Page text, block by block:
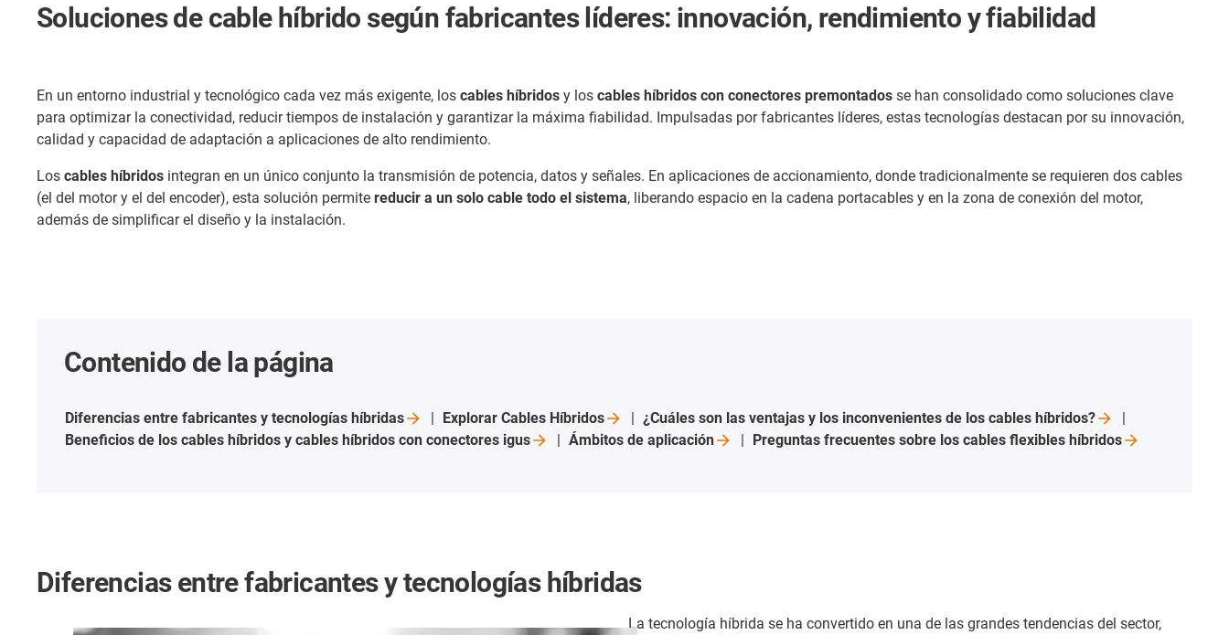
Soluciones de cable híbrido según fabricantes líderes: innovación, rendimiento y fiabilidad
En un entorno industrial y tecnológico cada vez más exigente, los cables híbridos y los cables híbridos con conectores premontados se han consolidado como soluciones clave
para optimizar la conectividad, reducir tiempos de instalación y garantizar la máxima fiabilidad. Impulsadas por fabricantes líderes, estas tecnologías destacan por su innovación,
calidad y capacidad de adaptación a aplicaciones de alto rendimiento.
Los cables híbridos integran en un único conjunto la transmisión de potencia, datos y señales. En aplicaciones de accionamiento, donde tradicionalmente se requieren dos cables
(el del motor y el del encoder), esta solución permite reducir a un solo cable todo el sistema, liberando espacio en la cadena portacables y en la zona de conexión del motor,
además de simplificar el diseño y la instalación.
Contenido de la página
Diferencias entre fabricantes y tecnologíashíbridas Explorar Cables Híbridos ¿Cuáles son las ventajas y los inconvenientes de los cableshíbridos?
Beneficios de los cables híbridos y cables híbridos con conectores igus Ámbitos deaplicación Preguntas frecuentes sobre los cables flexibleshíbridos
Diferencias entre fabricantes y tecnologías híbridas
La tecnología híbrida se ha convertido en una de las grandes tendencias del sector,